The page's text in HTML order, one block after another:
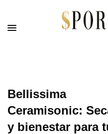
Bellissima
Ceramisonic:
y bienestar para